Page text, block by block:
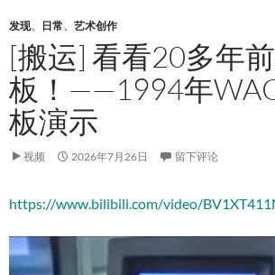
发现、 日常、 艺术创作
[搬运] 看看20多年
板！——1994年
板演示
视频 2026年7月26日 留下评论
https://www.bilibili.com/video/